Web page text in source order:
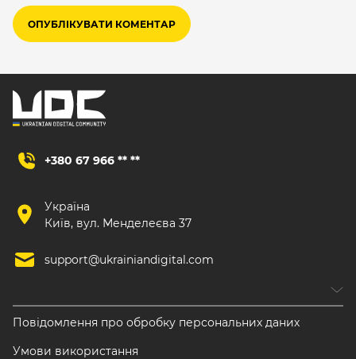
+380 67 966 ** **
Україна
Київ, вул. Менделеєва 37
support@ukrainiandigital.com
Повідомлення про обробку персональних даних
Умови використання